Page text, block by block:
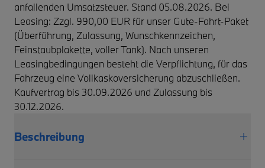
anfallenden Umsatzsteuer. Stand 05.08.2026. Bei
Leasing: Zzgl. 990,00 EUR für unser Gute-Fahrt-Paket
(Überführung, Zulassung, Wunschkennzeichen,
Feinstaubplakette, voller Tank). Nach unseren
Leasingbedingungen besteht die Verpflichtung, für das
Fahrzeug eine Vollkaskoversicherung abzuschließen.
Kaufvertrag bis 30.09.2026 und Zulassung bis
30.12.2026.
Beschreibung